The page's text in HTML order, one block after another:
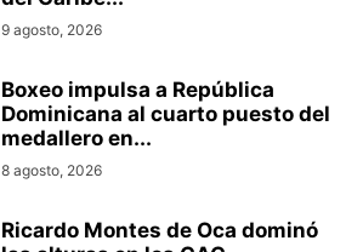
9 agosto, 2026
Boxeo impulsa a República
Dominicana al cuarto puesto del
medallero en...
8 agosto, 2026
Ricardo Montes de Oca dominó